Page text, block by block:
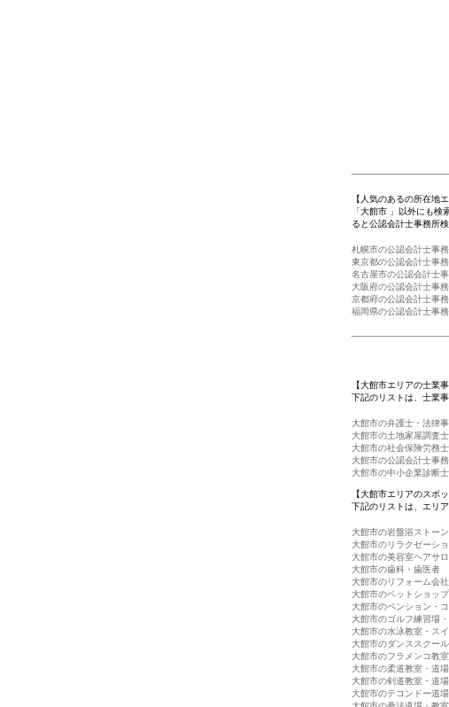
【人気のあるの所在地
「大館市 」以外にも
ると公認会計士事務所
札幌市の公認会計士事
東京都の公認会計士事
名古屋市の公認会計士
大阪府の公認会計士事
京都府の公認会計士事
福岡県の公認会計士事
【大館市エリアの士業
下記のリストは、士業
大館市の弁護士・法律
大館市の土地家屋調査
大館市の社会保険労務
大館市の公認会計士事
大館市の中小企業診断
【大館市エリアのスポッ
下記のリストは、エリ
大館市の岩盤浴ストー
大館市のリラクゼーシ
大館市の美容室ヘアサ
大館市の歯科・歯医者
大館市のリフォーム会社
大館市のペットショップ
大館市のペンション・
大館市のゴルフ練習場
大館市の水泳教室・ス
大館市のダンススクー
大館市のフラメンコ教室
大館市の柔道教室・道場
大館市の剣道教室・道場
大館市のテコンドー道